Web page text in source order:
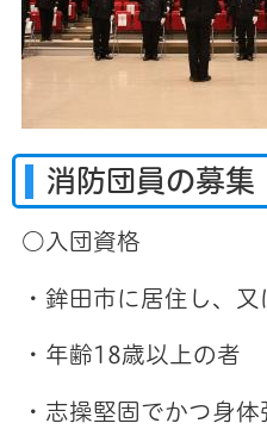
消防団員の募集
○入団資格
・鉾田市に居住し、
・年齢18歳以上の者
・志操堅固でかつ身